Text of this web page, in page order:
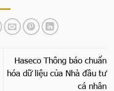
Haseco Thông báo chuẩn
hóa dữ liệu của Nhà đầu tư
cá nhân